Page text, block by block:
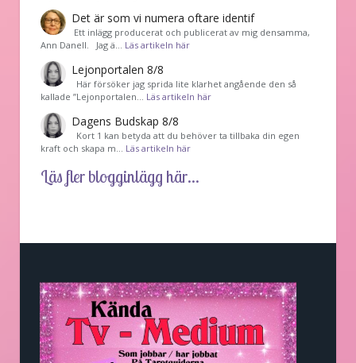
Det är som vi numera oftare identif
͏ Ett inlägg producerat och publicerat av mig densamma,
Ann Danell. Jag ä… Läs artikeln här
Lejonportalen 8/8
Här försöker jag sprida lite klarhet angående den så
kallade ”Lejonportalen… Läs artikeln här
Dagens Budskap 8/8
Kort 1 kan betyda att du behöver ta tillbaka din egen
kraft och skapa m… Läs artikeln här
Läs fler blogginlägg här...